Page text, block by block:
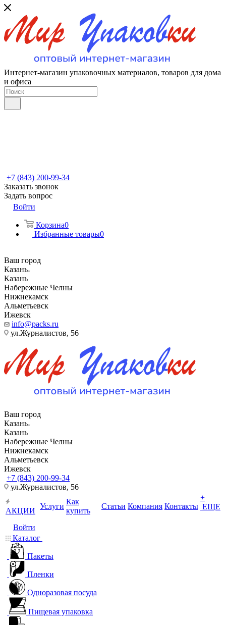
Интернет-магазин упаковочных материалов, товаров для дома
и офиса
+7 (843) 200-99-34
Заказать звонок
Задать вопрос
Войти
Корзина0
Избранные товары0
Ваш город
Казань
Казань
Набережные Челны
Нижнекамск
Альметьевск
Ижевск
info@packs.ru
ул.Журналистов, 56
Ваш город
Казань
Казань
Набережные Челны
Нижнекамск
Альметьевск
Ижевск
+7 (843) 200-99-34
ул.Журналистов, 56
АКЦИИ
Услуги
Как
купить
Статьи Компания Контакты
+
ЕЩЕ
Войти
Каталог
Пакеты
Пленки
Одноразовая посуда
Пищевая упаковка